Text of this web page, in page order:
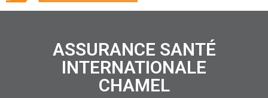
ASSURANCE SANTÉ
INTERNATIONALE
CHAMEL